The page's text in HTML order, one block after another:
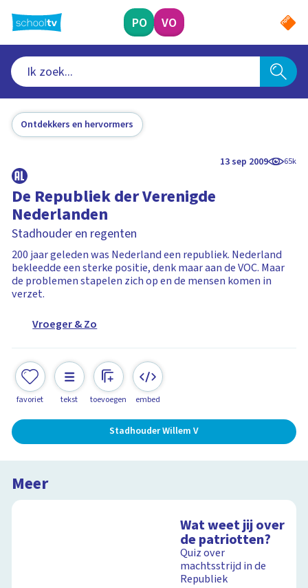
naar
hoofdinhoud
PO VO
Ontdekkers en hervormers
13 sep 2009 65k
De Republiek der Verenigde
Nederlanden
Stadhouder en regenten
200 jaar geleden was Nederland een republiek. Nederland
bekleedde een sterke positie, denk maar aan de VOC. Maar
de problemen stapelen zich op en de mensen komen in
verzet.
Vroeger & Zo
favoriet tekst toevoegen embed
Stadhouder Willem V
Meer
Wat weet jij over
de patriotten?
Quiz over
machtsstrijd in de
Republiek